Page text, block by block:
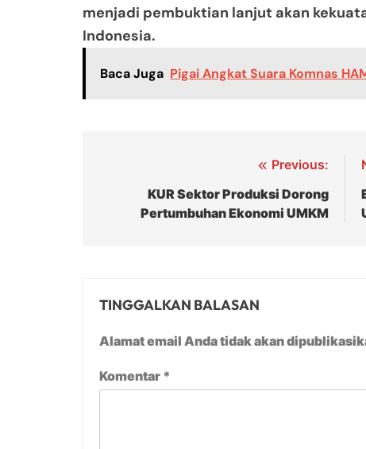
menjadi pembuktian lanjut akan
Indonesia.
Baca Juga Pigai Angkat Suara Komnas
Previous:
KUR Sektor Produksi Dorong
Pertumbuhan Ekonomi UMKM
TINGGALKAN BALASAN
Alamat email Anda tidak akan
Komentar *